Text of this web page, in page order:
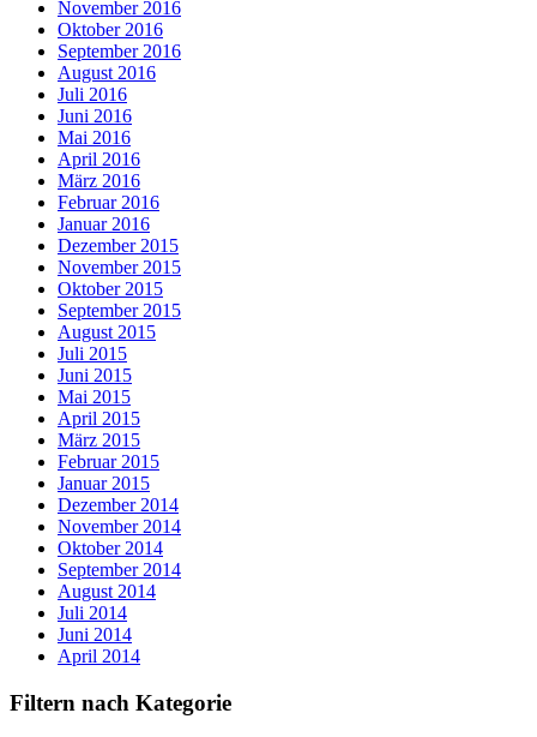
November 2016
Oktober 2016
September 2016
August 2016
Juli 2016
Juni 2016
Mai 2016
April 2016
März 2016
Februar 2016
Januar 2016
Dezember 2015
November 2015
Oktober 2015
September 2015
August 2015
Juli 2015
Juni 2015
Mai 2015
April 2015
März 2015
Februar 2015
Januar 2015
Dezember 2014
November 2014
Oktober 2014
September 2014
August 2014
Juli 2014
Juni 2014
April 2014
Filtern nach Kategorie